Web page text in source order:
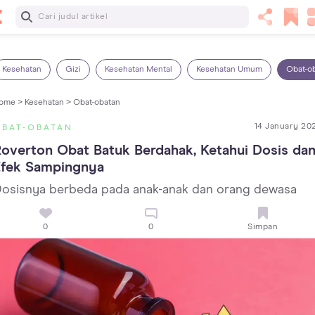
Baca Selanjutnya
Kesehatan Gizi Kesehatan Mental Kesehatan Umum Obat-
> Kesehatan > Obat-obatan
OBATAN 14 January
Obat Batuk Berdahak, Ketahui Dosis dan
Sampingnya
berbeda pada anak-anak dan orang dewasa
0 0 Simpan